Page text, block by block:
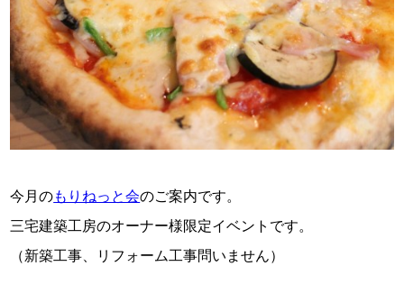
お問い合わせ
今月のもりねっと会のご案内です。
三宅建築工房のオーナー様限定イベントです。
（新築工事、リフォーム工事問いません）